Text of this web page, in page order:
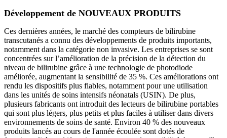
Développement de NOUVEAUX PRODUITS
Ces dernières années, le marché des compteurs de bilirubine
transcutanés a connu des développements de produits importants,
notamment dans la catégorie non invasive. Les entreprises se sont
concentrées sur l’amélioration de la précision de la détection du
niveau de bilirubine grâce à une technologie de photodiode
améliorée, augmentant la sensibilité de 35 %. Ces améliorations ont
rendu les dispositifs plus fiables, notamment pour une utilisation
dans les unités de soins intensifs néonatals (USIN). De plus,
plusieurs fabricants ont introduit des lecteurs de bilirubine portables
qui sont plus légers, plus petits et plus faciles à utiliser dans divers
environnements de soins de santé. Environ 40 % des nouveaux
produits lancés au cours de l'année écoulée sont dotés de